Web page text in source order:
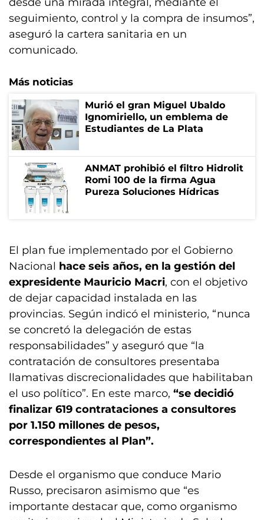
seguimiento, control y la compra de insumos”,
aseguró la cartera sanitaria en un
comunicado.
Más noticias
Murió el gran Miguel Ubaldo
Ignomiriello, un emblema de
Estudiantes de La Plata
ANMAT prohibió el filtro Hidrolit
Romi 100 de la firma Agua
Pureza Soluciones Hídricas
El plan fue implementado por el Gobierno
Nacional hace seis años, en la gestión del
expresidente Mauricio Macri, con el objetivo
de dejar capacidad instalada en las
provincias. Según indicó el ministerio, “nunca
se concretó la delegación de estas
responsabilidades” y aseguró que “la
contratación de consultores presentaba
llamativas discrecionalidades que habilitaban
el uso político”. En este marco, “se decidió
finalizar 619 contrataciones a consultores
por 1.150 millones de pesos,
correspondientes al Plan”.
Desde el organismo que conduce Mario
Russo, precisaron asimismo que “es
importante destacar que, como organismo